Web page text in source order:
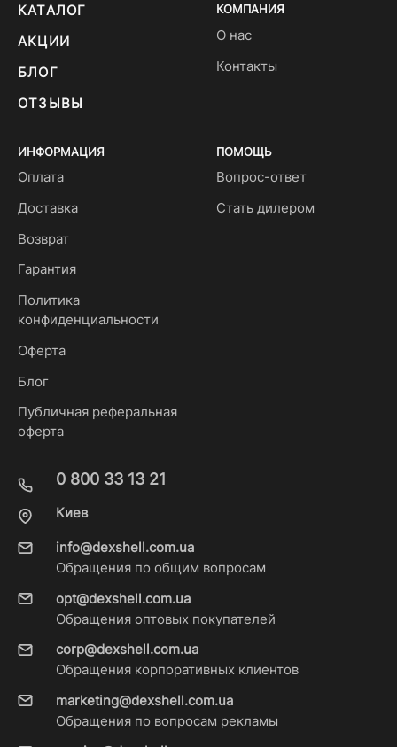
КАТАЛОГ
АКЦИИ
БЛОГ
ОТЗЫВЫ
КОМПАНИЯ
О нас
Контакты
ИНФОРМАЦИЯ
Оплата
Доставка
Возврат
Гарантия
Политика
конфиденциальности
Оферта
Блог
Публичная реферальная
оферта
ПОМОЩЬ
Вопрос-ответ
Стать дилером
0 800 33 13 21
Киев
info@dexshell.com.ua
Обращения по общим вопросам
opt@dexshell.com.ua
Обращения оптовых покупателей
corp@dexshell.com.ua
Обращения корпоративных клиентов
marketing@dexshell.com.ua
Обращения по вопросам рекламы